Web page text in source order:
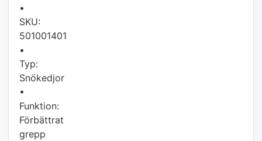
•
SKU:
501001401
•
Typ:
Snökedjor
•
Funktion:
Förbättrat
grepp